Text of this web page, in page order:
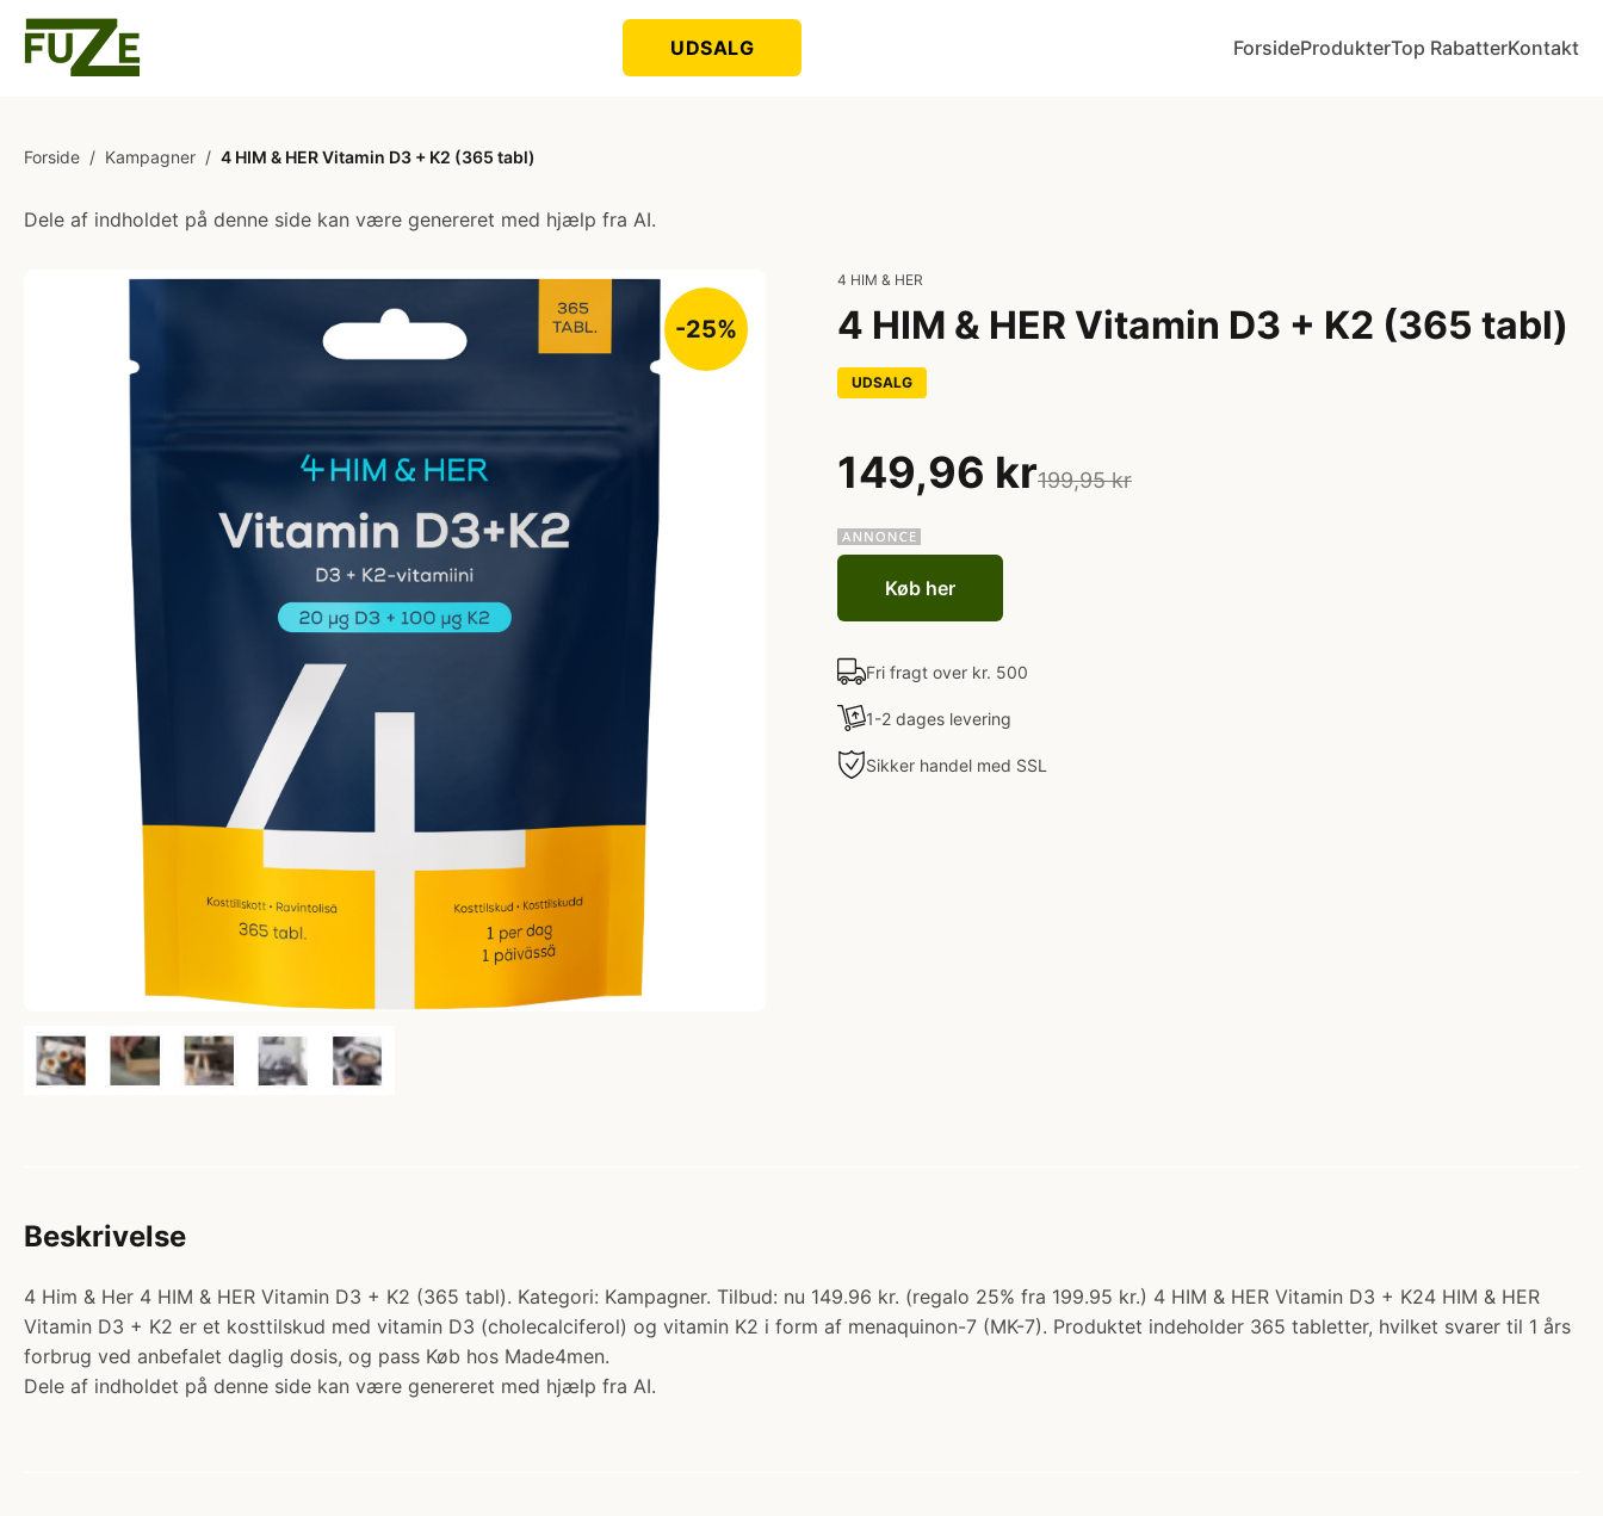
UDSALG ForsideProdukterTop RabatterKontakt
Forside / Kampagner / 4 HIM & HER Vitamin D3 + K2 (365 tabl)
Dele af indholdet på denne side kan være genereret med hjælp fra AI.
-25%
4 HIM & HER
4 HIM & HER Vitamin D3 + K2 (365 tabl)
UDSALG
149,96 kr199,95 kr
Køb her
Fri fragt over kr. 500
1-2 dages levering
Sikker handel med SSL
Beskrivelse
4 Him & Her 4 HIM & HER Vitamin D3 + K2 (365 tabl). Kategori: Kampagner. Tilbud: nu 149.96 kr. (regalo 25% fra 199.95 kr.) 4 HIM & HER Vitamin D3 + K24 HIM & HER
Vitamin D3 + K2 er et kosttilskud med vitamin D3 (cholecalciferol) og vitamin K2 i form af menaquinon-7 (MK-7). Produktet indeholder 365 tabletter, hvilket svarer til 1 års
forbrug ved anbefalet daglig dosis, og pass Køb hos Made4men.
Dele af indholdet på denne side kan være genereret med hjælp fra AI.